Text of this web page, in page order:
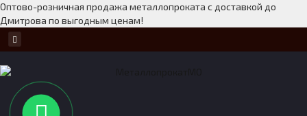
Оптово-розничная продажа металлопроката с доставкой до
Дмитрова по выгодным ценам!